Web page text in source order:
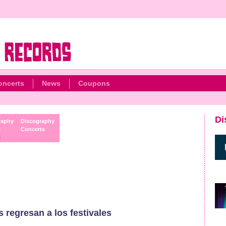
News Coupons
Discography
Concerts
regresan a los festivales